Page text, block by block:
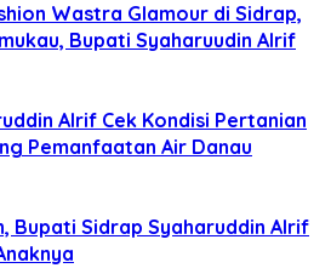
Wastra Glamour di Sidrap,
Bupati Syaharuudin Alrif
Alrif Cek Kondisi Pertanian
Pemanfaatan Air Danau
Bupati Sidrap Syaharuddin Alrif